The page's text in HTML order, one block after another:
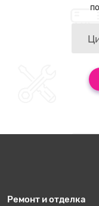
Ремонт и отделка